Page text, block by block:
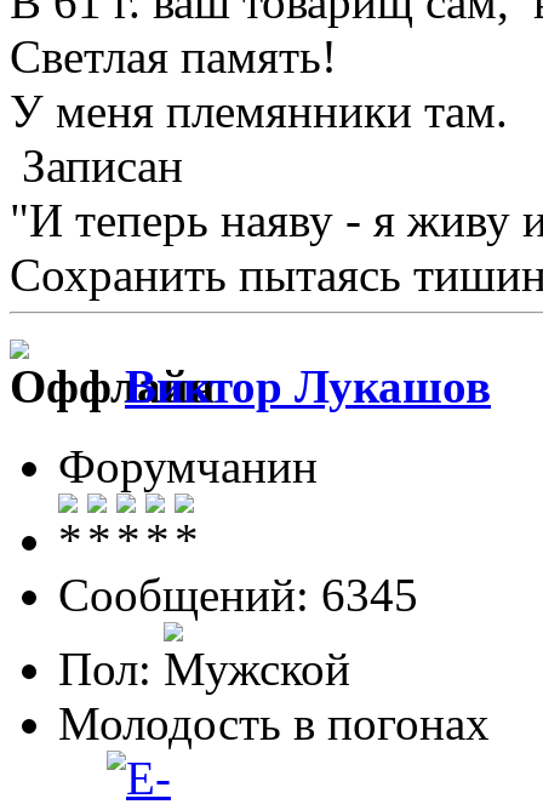
Светлая память!
У меня племянники там.
Записан
"И теперь наяву - я живу
Сохранить пытаясь
Виктор Лукашов
Форумчанин
Сообщений: 6345
Пол:
Молодость в погонах